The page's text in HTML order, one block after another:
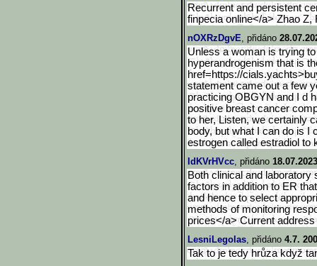
Recurrent and persistent
finpecia online</a> Zhao Z,
nOXRzDgvE, přidáno
Unless a woman is trying
hyperandrogenism that is
href=https://cials.yachts>b
statement came out a few
practicing OBGYN and I d
positive breast cancer
to her, Listen, we certainly
body, but what I can do is I
estrogen called estradiol to
IdKVrHVcc, přidáno
Both clinical and laboratory
factors in addition to ER
and hence to select
methods of monitoring
prices</a> Current address
LesniLegolas, přidáno 4.7.
Tak to je tedy hrůza když